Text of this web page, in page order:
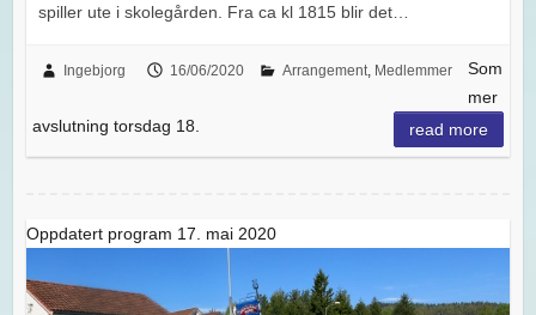
spiller ute i skolegården. Fra ca kl 1815 blir det…
Ingebjorg 16/06/2020 Arrangement, Medlemmer
Som
mer
avslutning torsdag 18.
read more
Oppdatert program 17. mai 2020